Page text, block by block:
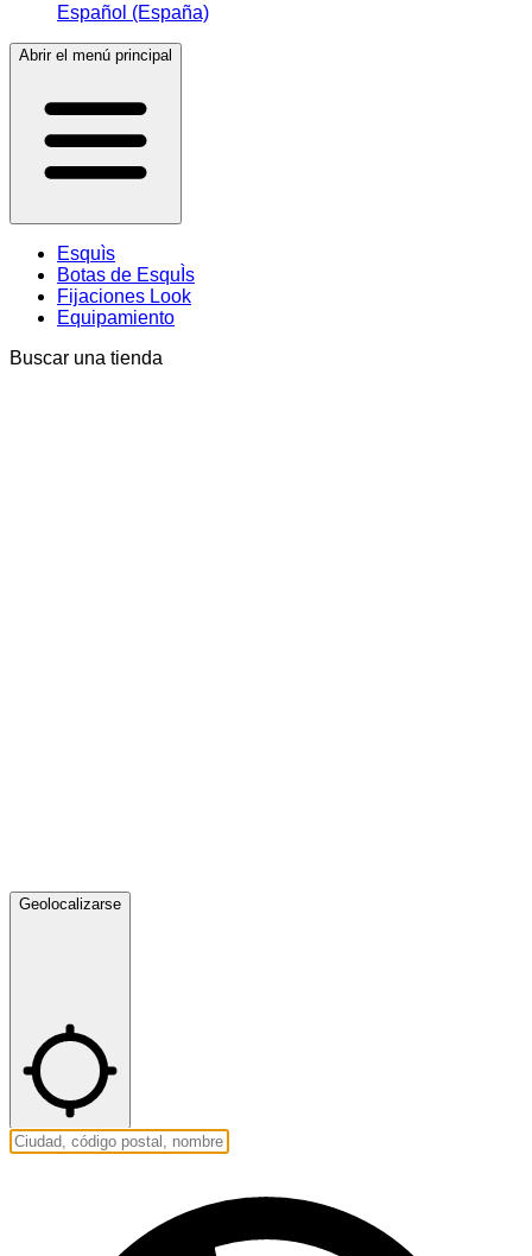
Español (España)
Abrir el menú principal
Esquìs
Botas de EsquÌs
Fijaciones Look
Equipamiento
Buscar una tienda
Geolocalizarse